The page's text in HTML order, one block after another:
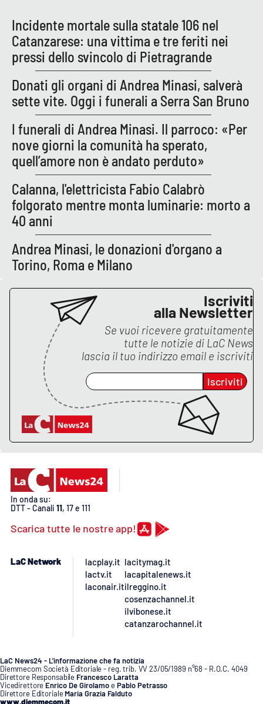
Lacapitalenews.it
Cosenzachannel.it
Ilvibonese.it
Catanzarochannel.it
APP
Android
Apple
Incidente mortale sulla statale 106 nel
Catanzarese: una vittima e tre feriti nei
pressi dello svincolo di Pietragrande
Donati gli organi di Andrea Minasi, salverà
sette vite. Oggi i funerali a Serra San Bruno
I funerali di Andrea Minasi. Il parroco: «Per
nove giorni la comunità ha sperato,
quell’amore non è andato perduto»
Calanna, l'elettricista Fabio Calabrò
folgorato mentre monta luminarie: morto a
40 anni
Andrea Minasi, le donazioni d'organo a
Torino, Roma e Milano
Iscriviti
alla Newsletter
Se vuoi ricevere gratuitamente
tutte le notizie di LaC News
lascia il tuo indirizzo email e iscriviti
Iscriviti
In onda su:
DTT - Canali 11, 17 e 111
Scarica tutte le nostre app!
LaC Network
lacplay.it
lactv.it
laconair.it
lacitymag.it
lacapitalenews.it
ilreggino.it
cosenzachannel.it
ilvibonese.it
catanzarochannel.it
LaC News24 - L’informazione che fa notizia
Diemmecom Società Editoriale - reg. trib. VV 23/05/1989 n°68 - R.O.C. 4049
Direttore Responsabile Francesco Laratta
Vicedirettore Enrico De GirolamoePablo Petrasso
Direttore Editoriale Maria Grazia Falduto
www.diemmecom.it